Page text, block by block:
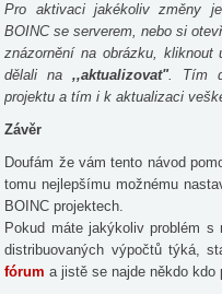
Pro aktivaci jakékoliv změny
BOINC se serverem, nebo si
znázornění na obrázku,
dělali na,,aktualizovat". Tím
projektu a tím i k aktualizaci
Závěr
Doufám že vám tento návod
tomu nejlepšímu možnému
BOINC projektech.
Pokud máte jakýkoliv problém
distribuovaných výpočtů týká,
fórum a jistě se najde někdo